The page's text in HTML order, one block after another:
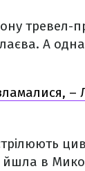
А
–
йшла в